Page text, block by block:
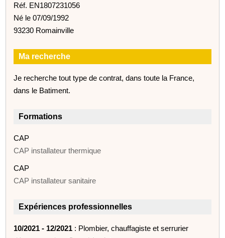
Réf. EN1807231056
Né le 07/09/1992
93230 Romainville
Ma recherche
Je recherche tout type de contrat, dans toute la France,
dans le Batiment.
Formations
CAP
CAP installateur thermique
CAP
CAP installateur sanitaire
Expériences professionnelles
10/2021 - 12/2021 : Plombier, chauffagiste et serrurier